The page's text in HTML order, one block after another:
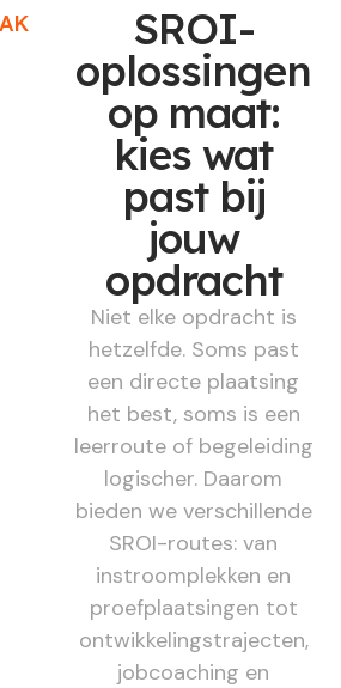
SROI-
oplossingen
op maat:
kies wat
past bij
jouw
opdracht
Niet elke opdracht is
hetzelfde. Soms past
een directe plaatsing
het best, soms is een
leerroute of begeleiding
logischer. Daarom
bieden we verschillende
SROI-routes: van
instroomplekken en
proefplaatsingen tot
ontwikkelingstrajecten,
jobcoaching en